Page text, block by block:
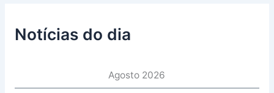
Notícias do dia
Agosto 2026